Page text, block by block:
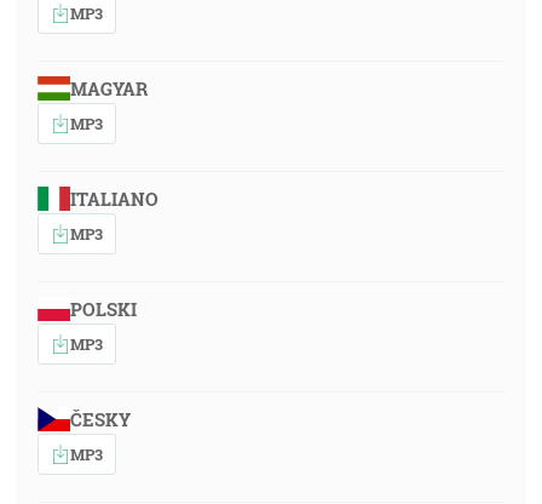
MP3
MAGYAR
MP3
ITALIANO
MP3
POLSKI
MP3
ČESKY
MP3